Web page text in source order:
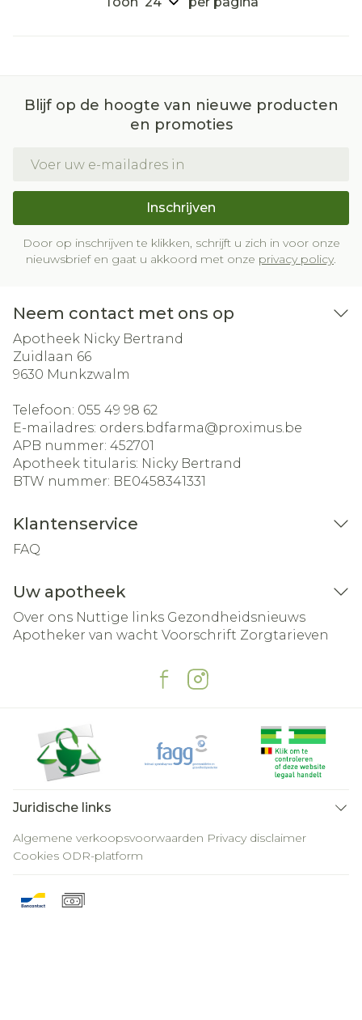
Blijf op de hoogte van nieuwe producten
en promoties
Inschrijven
Door op inschrijven te klikken, schrijft u zich in voor onze
nieuwsbrief en gaat u akkoord met onze privacy policy.
Neem contact met ons op
Apotheek Nicky Bertrand
Zuidlaan 66
9630 Munkzwalm
Telefoon: 055 49 98 62
E-mailadres: orders.bdfarma@proximus.be
APB nummer: 452701
Apotheek titularis: Nicky Bertrand
BTW nummer: BE0458341331
Klantenservice
FAQ
Uw apotheek
Over ons Nuttige links Gezondheidsnieuws
Apotheker van wacht Voorschrift Zorgtarieven
Juridische links
Algemene verkoopsvoorwaarden Privacy disclaimer
Cookies ODR-platform